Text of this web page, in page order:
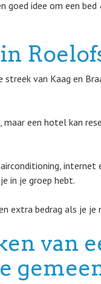
goed idee om een
van Kaag en
een hotel kan
internet
in je groep hebt.
extra bedrag als je
van